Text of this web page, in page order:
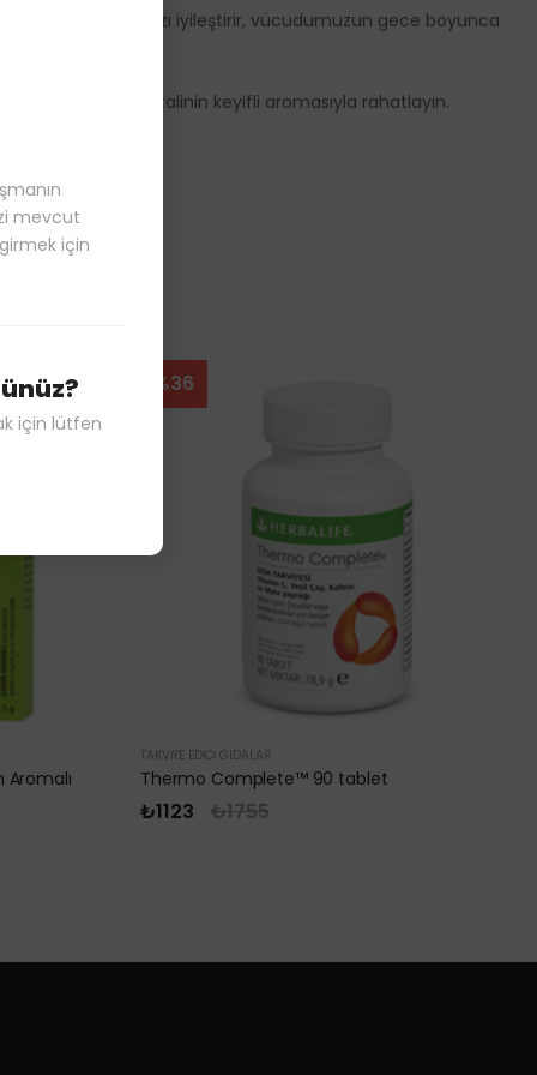
mevcut
için
için lütfen
fiziksel sağlığımızı iyileştirir, vücudumuzun gece boyunca
papatya ve şeftalinin keyifli aromasıyla rahatlayın.
%36
TAKVIYE EDICI GIDALAR
Thermo Complete™ 90 tablet
₺1123 ₺1755